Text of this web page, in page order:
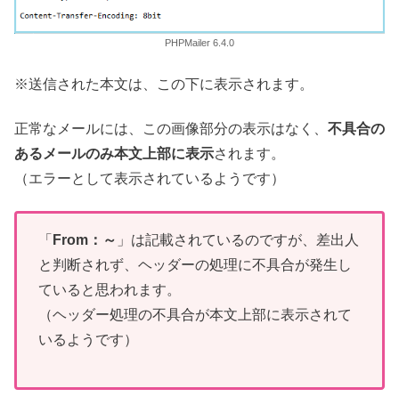
PHPMailer 6.4.0
※送信された本文は、この下に表示されます。
正常なメールには、この画像部分の表示はなく、 不具合の
あるメールのみ本文上部に表示されます。
（エラーとして表示されているようです）
「 From：～ 」は記載されているのですが、差出人
と判断されず、ヘッダーの処理に不具合が発生し
ていると思われます。
（ヘッダー処理の不具合が本文上部に表示されて
いるようです）